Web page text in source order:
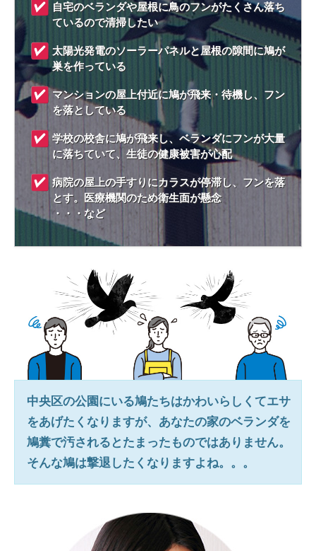
自宅のベランダや屋根に鳥のフンがたくさん落ち
ているので清掃したい
太陽光発電のソーラーパネルと屋根の隙間に鳩が
巣を作っている
マンションの屋上付近に鳩が飛来・待機し、フン
を落としている
学校の校舎に鳩が飛来し、ベランダにフンが大量
に落ちていて、生徒の健康被害が心配
病院の屋上の手すりにカラスが停滞し、フンを落
とす。医療機関のため衛生面が懸念
・・・など
中央区の公園にいる鳩たちはかわいらしくてエサ
をあげたくなりますが、あなたの家のベランダを
鳩糞で汚されるとたまったものではありません。
そんな鳩は撃退したくなりますよね。。。